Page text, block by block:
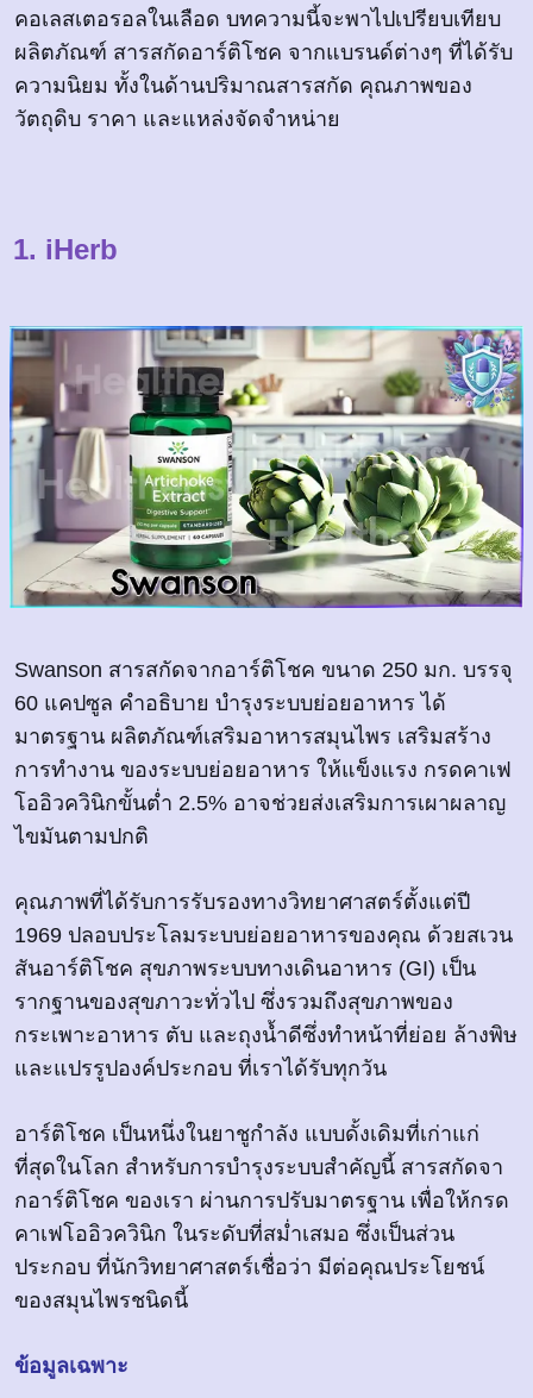
คอเลสเตอรอลในเลือด บทความนี้จะพาไปเปรียบเทียบ
ผลิตภัณฑ์ สารสกัดอาร์ติโชค จากแบรนด์ต่างๆ ที่ได้รับ
ความนิยม ทั้งในด้านปริมาณสารสกัด คุณภาพของ
วัตถุดิบ ราคา และแหล่งจัดจำหน่าย
1. iHerb
Swanson สารสกัดจากอาร์ติโชค ขนาด 250 มก. บรรจุ
60 แคปซูล คำอธิบาย บำรุงระบบย่อยอาหาร ได้
มาตรฐาน ผลิตภัณฑ์เสริมอาหารสมุนไพร เสริมสร้าง
การทำงาน ของระบบย่อยอาหาร ให้แข็งแรง กรดคาเฟ
โออิวควินิกขั้นต่ำ 2.5% อาจช่วยส่งเสริมการเผาผลาญ
ไขมันตามปกติ
คุณภาพที่ได้รับการรับรองทางวิทยาศาสตร์ตั้งแต่ปี
1969 ปลอบประโลมระบบย่อยอาหารของคุณ ด้วยสเวน
สันอาร์ติโชค สุขภาพระบบทางเดินอาหาร (GI) เป็น
รากฐานของสุขภาวะทั่วไป ซึ่งรวมถึงสุขภาพของ
กระเพาะอาหาร ตับ และถุงน้ำดีซึ่งทำหน้าที่ย่อย ล้างพิษ
และแปรรูปองค์ประกอบ ที่เราได้รับทุกวัน
อาร์ติโชค เป็นหนึ่งในยาชูกำลัง แบบดั้งเดิมที่เก่าแก่
ที่สุดในโลก สำหรับการบำรุงระบบสำคัญนี้ สารสกัดจา
กอาร์ติโชค ของเรา ผ่านการปรับมาตรฐาน เพื่อให้กรด
คาเฟโออิวควินิก ในระดับที่สม่ำเสมอ ซึ่งเป็นส่วน
ประกอบ ที่นักวิทยาศาสตร์เชื่อว่า มีต่อคุณประโยชน์
ของสมุนไพรชนิดนี้
ข้อมูลเฉพาะ